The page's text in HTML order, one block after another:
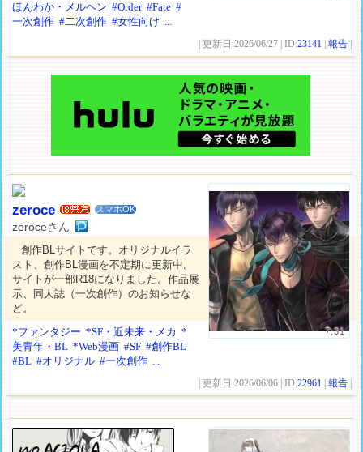
ほんわか・メルヘン #Order #Fate #
一次創作 #二次創作 #女性向け ...
| 更新日:2026/06/27 | ID:23141 |報告
7.31
zeroce スマホOK
zeroceさん
創作BLサイトです。オリジナルイラ
スト、創作BL漫画を不定期に更新中。
サイトが一部R18になりました。作品展
示、同人誌（一次創作）のお知らせな
ど。
*ファンタジー *SF・近未来・メカ *
美青年・BL *Web漫画 #SF #創作BL
#BL #オリジナル #一次創作 ...
| 更新日:2026/06/06 | ID:22961 |報告